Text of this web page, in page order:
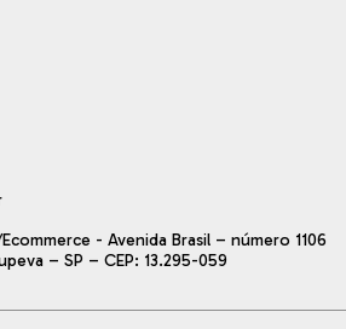
- Avenida Brasil – número 1106
– SP – CEP: 13.295-059